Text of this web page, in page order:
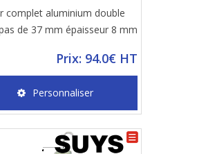
complet aluminium double
de 37 mm épaisseur 8 mm
Prix: 94.0€ HT
Personnaliser